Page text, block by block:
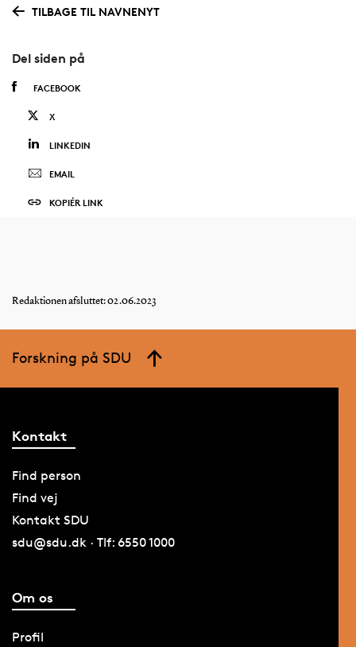
TILBAGE TIL NAVNENYT
Del siden på
FACEBOOK
X
LINKEDIN
EMAIL
KOPIÉR LINK
Redaktionen afsluttet: 02.06.2023
Forskning på SDU
Kontakt
Find person
Find vej
Kontakt SDU
sdu@sdu.dk · Tlf: 6550 1000
Om os
Profil